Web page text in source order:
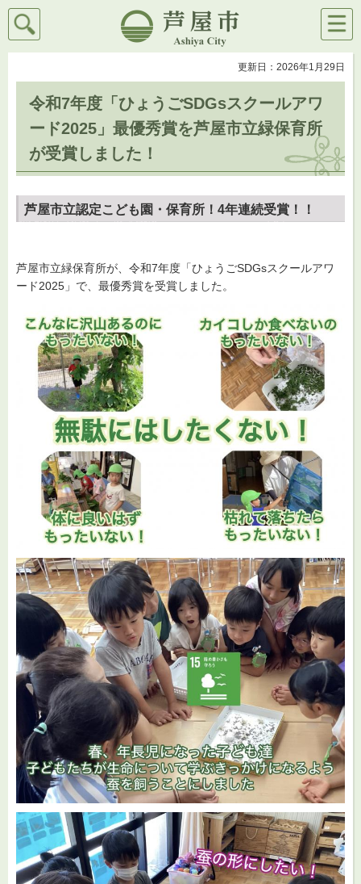
芦屋市
検索
メニ
ュー
更新日：2026年1月29日
令和7年度「ひょうごSDGsスクールアワ
ード2025」最優秀賞を芦屋市立緑保育所
が受賞しました！
芦屋市立認定こども園・保育所！4年連続受賞！！
芦屋市立緑保育所が、令和7年度「ひょうごSDGsスクールアワ
ード2025」で、最優秀賞を受賞しました。